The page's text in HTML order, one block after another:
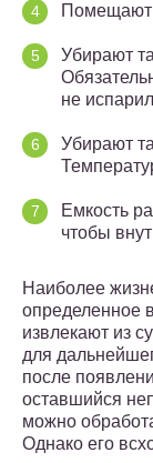
Помещают
Убирают
не
Убирают
Емкость
чтобы
Наиболее
определенное
извлекают из
для
после
оставшийся
можно
Однако его